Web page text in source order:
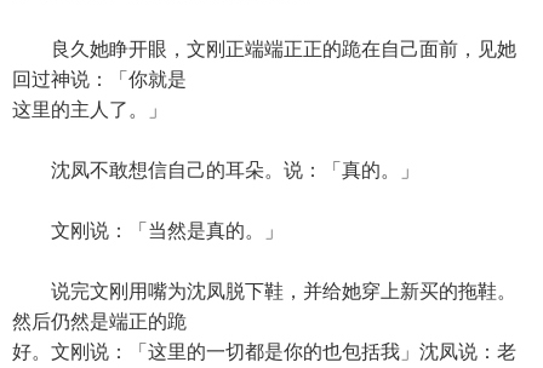
良久她睁开眼，文刚正端端正正的跪在自己面前，见她
回过神说：「你就是
这里的主人了。」
沈凤不敢想信自己的耳朵。说：「真的。」
文刚说：「当然是真的。」
说完文刚用嘴为沈凤脱下鞋，并给她穿上新买的拖鞋。
然后仍然是端正的跪
好。文刚说：「这里的一切都是你的也包括我」沈凤说：老